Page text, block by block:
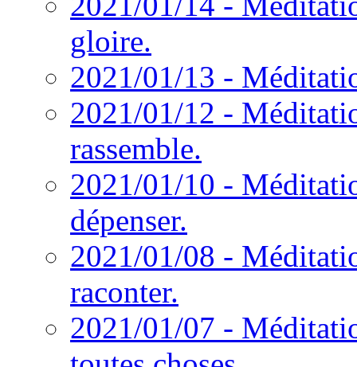
gloire.
2021/01/13 -
2021/01/12 -
rassemble.
2021/01/10 -
dépenser.
2021/01/08 -
raconter.
2021/01/07 -